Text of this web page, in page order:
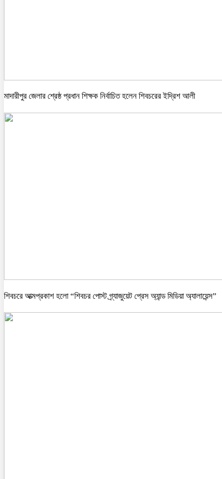
মাদারীপুর জেলার শ্রেষ্ঠ প্রধান শিক্ষক নির্বাচিত হলেন শিবচরের ইদ্রিশ আলী
শিবচরে আত্মপ্রকাশ হলো “শিবচর পোস্ট গ্র্যাজুয়েট প্রেস অ্যান্ড মিডিয়া অ্যালায়েন্স”